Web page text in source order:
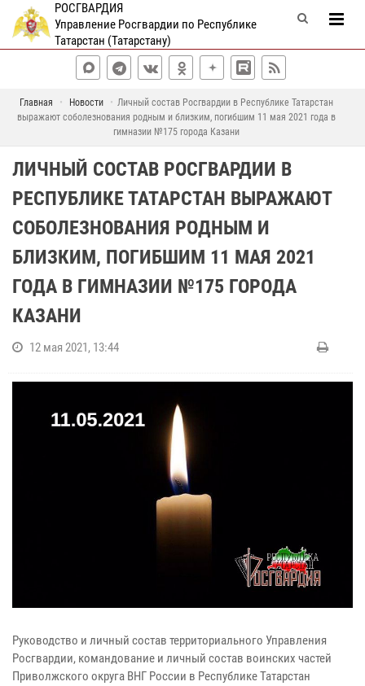
РОСГВАРДИЯ
Управление Росгвардии по Республике
Татарстан (Татарстану)
Главная Новости
Личный состав Росгвардии в Республике Татарстан
выражают соболезнования родным и близким, погибшим 11 мая 2021 года в
гимназии №175 города Казани
ЛИЧНЫЙ СОСТАВ РОСГВАРДИИ В
РЕСПУБЛИКЕ ТАТАРСТАН ВЫРАЖАЮТ
СОБОЛЕЗНОВАНИЯ РОДНЫМ И
БЛИЗКИМ, ПОГИБШИМ 11 МАЯ 2021
ГОДА В ГИМНАЗИИ №175 ГОРОДА
КАЗАНИ
12 мая 2021, 13:44
Руководство и личный состав территориального Управления
Росгвардии, командование и личный состав воинских частей
Приволжского округа ВНГ России в Республике Татарстан